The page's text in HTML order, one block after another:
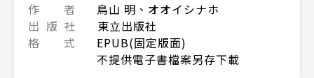
作 者
鳥山 明、オオイシナホ
出 版 社
東立出版社
格 式
EPUB(固定版面)
不提供電子書檔案另存下載